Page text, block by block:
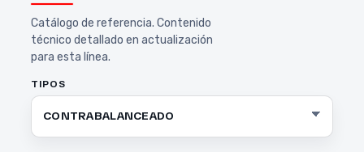
Catálogo de referencia. Contenido
técnico detallado en actualización
para esta línea.
TIPOS